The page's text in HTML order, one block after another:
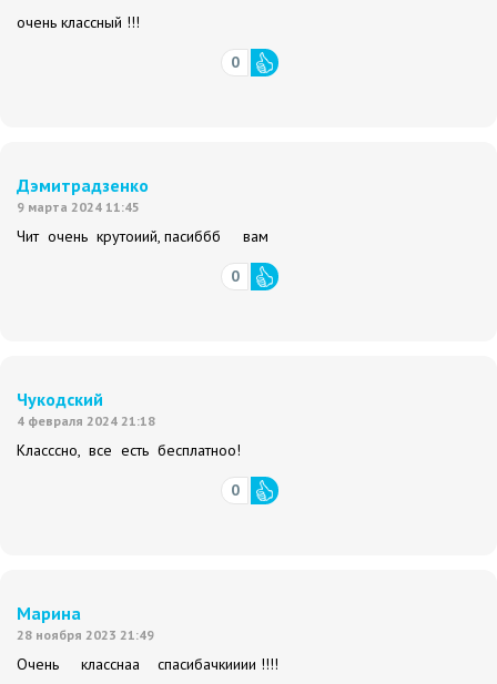
очень классный !!!
0
Дэмитрадзенко
9 марта 2024 11:45
Чит очень крутоиий, пасиббб вам
0
Чукодский
4 февраля 2024 21:18
Класссно, все есть бесплатноо!
0
Марина
28 ноября 2023 21:49
Очень класснаа спасибачкииии !!!!